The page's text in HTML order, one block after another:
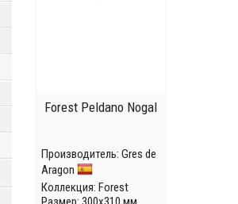
Forest Peldano Nogal
Производитель: Gres de
Aragon
Коллекция: Forest